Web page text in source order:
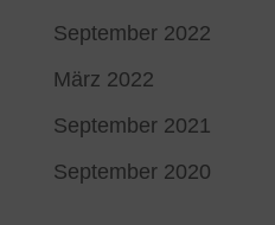
September 2022
März 2022
September 2021
September 2020